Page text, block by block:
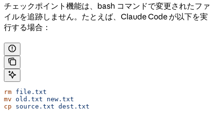
チェックポイント機能は、bash コマンドで変更されたファ
イルを追跡しません。たとえば、Claude Code が以下を実
行する場合：
rm file.txt
mv old.txt new.txt
cp source.txt dest.txt